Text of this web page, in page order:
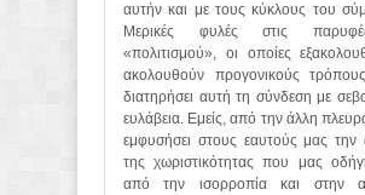
αυτήν και με τους κύκλους του
Μερικές φυλές στις
«πολιτισμού», οι οποίες
ακολουθούν προγονικούς
διατηρήσει αυτή τη σύνδεση με
ευλάβεια. Εμείς, από την άλλη
εμφυσήσει στους εαυτούς μας την
της χωριστικότητας που μας
από την ισορροπία και στην